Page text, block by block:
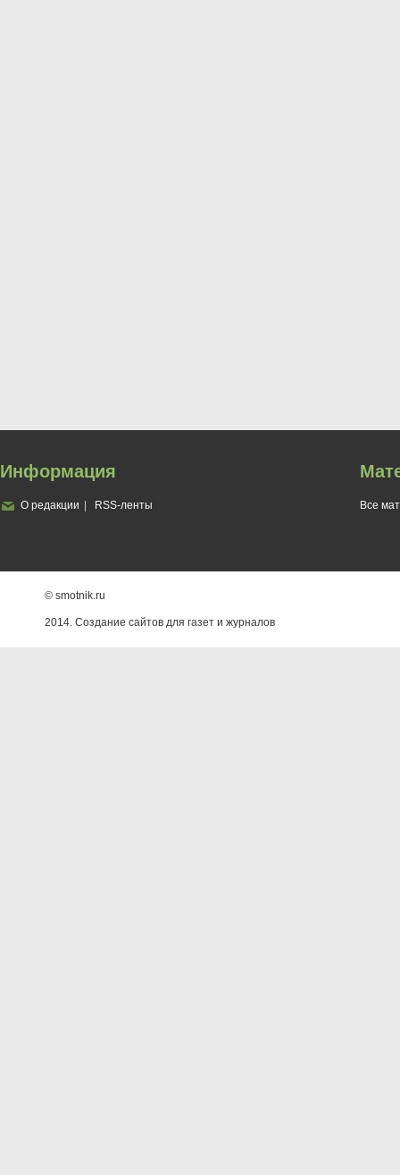
Информация
О редакции RSS-ленты Все
© smotnik.ru
2014. Создание сайтов для газет и журналов